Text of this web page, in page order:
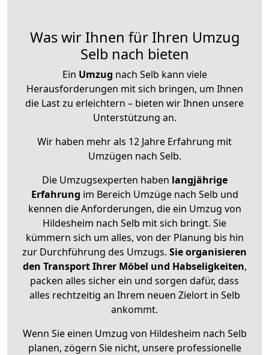
Was wir Ihnen für Ihren Umzug
Selb nach bieten
Ein Umzug nach Selb kann viele
Herausforderungen mit sich bringen, um Ihnen
die Last zu erleichtern – bieten wir Ihnen unsere
Unterstützung an.
Wir haben mehr als 12 Jahre Erfahrung mit
Umzügen nach Selb.
Die Umzugsexperten haben langjährige
Erfahrung im Bereich Umzüge nach Selb und
kennen die Anforderungen, die ein Umzug von
Hildesheim nach Selb mit sich bringt. Sie
kümmern sich um alles, von der Planung bis hin
zur Durchführung des Umzugs. Sie organisieren
den Transport Ihrer Möbel und Habseligkeiten,
packen alles sicher ein und sorgen dafür, dass
alles rechtzeitig an Ihrem neuen Zielort in Selb
ankommt.
Wenn Sie einen Umzug von Hildesheim nach Selb
planen, zögern Sie nicht, unsere professionelle